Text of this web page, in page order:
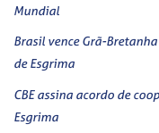
Mundial
Brasil vence Grã-
de Esgrima
CBE assina acordo de
Esgrima